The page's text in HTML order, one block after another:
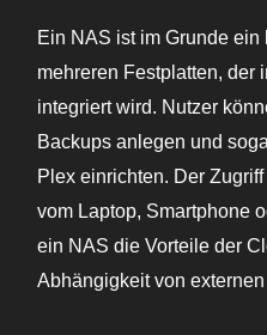
Ein NAS ist im Grunde ein
mehreren Festplatten, der
integriert wird. Nutzer
Backups anlegen und
Plex einrichten. Der
vom Laptop, Smartphone
ein NAS die Vorteile der
Abhängigkeit von